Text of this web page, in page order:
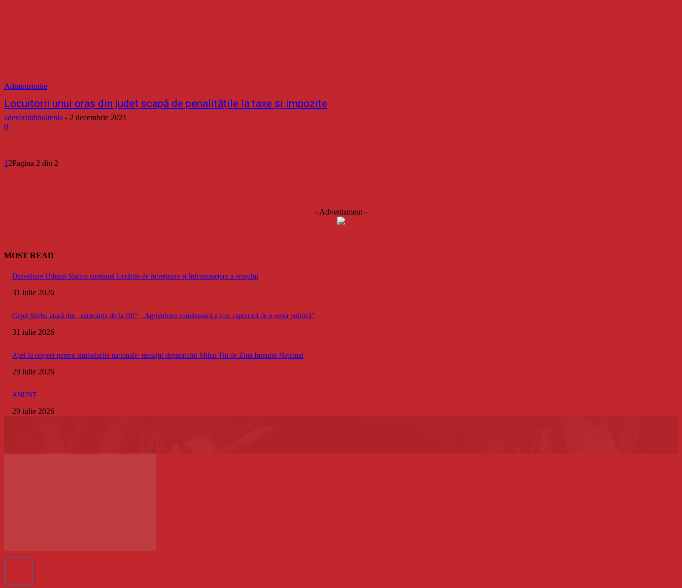
Administratie
Locuitorii unui oraș din județ scapă de penalitățile la taxe și impozite
adevaruldinoltenia - 2 decembrie 2021
0
1 2Pagina 2 din 2
- Advertisment -
MOST READ
Dezvoltare Urbană Slatina continuă lucrările de întreținere și înfrumusețare a orașului
31 iulie 2026
Gigel Știrbu atacă dur „caracatița de la Olt”: „Agricultura românească a fost capturată de o rețea politică”
31 iulie 2026
Apel la respect pentru simbolurile naționale: mesajul deputatului Mihai Țiu de Ziua Imnului Național
29 iulie 2026
ANUNȚ
29 iulie 2026